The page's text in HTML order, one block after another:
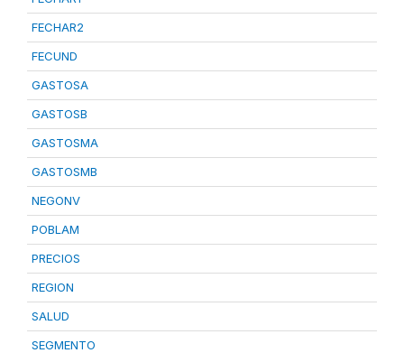
FECHAR2
FECUND
GASTOSA
GASTOSB
GASTOSMA
GASTOSMB
NEGONV
POBLAM
PRECIOS
REGION
SALUD
SEGMENTO